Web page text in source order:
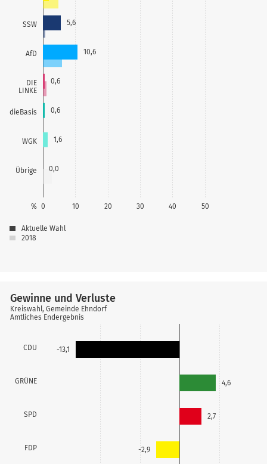
SSW
AfD
DIE
LINKE
dieBasis
WGK
Übrige
0 10 20 30 40 50
%
5,6
10,6
0,6
0,6
1,6
0,0
Aktuelle Wahl
2018
CDU
GRÜNE
SPD
FDP
-13,1
4,6
2,7
-2,9
Gewinne und Verluste
Kreiswahl, Gemeinde Ehndorf
Amtliches Endergebnis